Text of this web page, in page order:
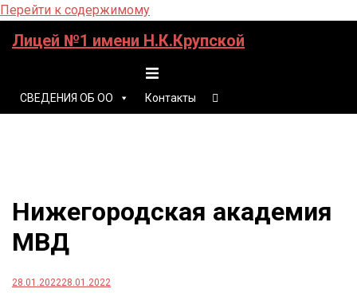
Перейти к содержимому
Лицей №1 имени Н.К.Крупской
СВЕДЕНИЯ ОБ ОО Контакты
Нижегородская академия
МВД
28.01.202228.01.2022